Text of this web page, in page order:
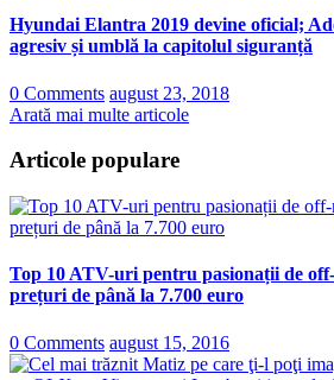
Hyundai Elantra 2019 devine oficial;
agresiv și umblă la capitolul siguranță
0 Comments august 23, 2018
Arată mai multe articole
Articole populare
Top 10 ATV-uri pentru pasionații de
prețuri de până la 7.700 euro
0 Comments august 15, 2016